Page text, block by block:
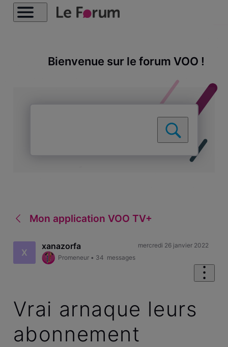
Bienvenue sur le forum VOO !
Mon application VOO TV+
X
xanazorfa
Promeneur • 34 messages
mercredi 26 janvier 2022
Vrai arnaque leurs
abonnement